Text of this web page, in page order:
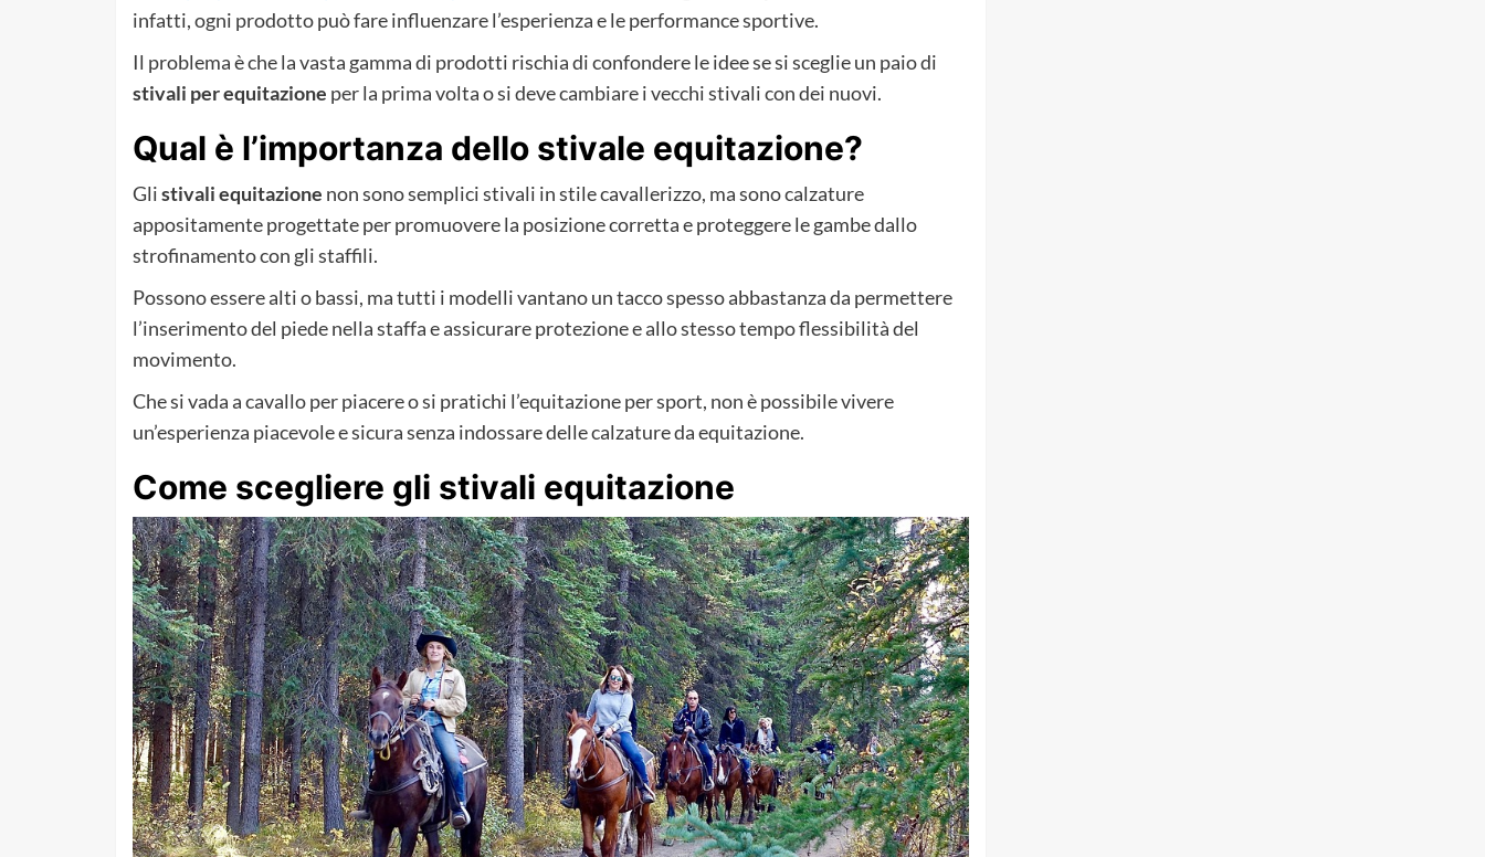
infatti, ogni prodotto può fare influenzare l’esperienza e le performance sportive.
Il problema è che la vasta gamma di prodotti rischia di confondere le idee se si sceglie un paio di
stivali per equitazione per la prima volta o si deve cambiare i vecchi stivali con dei nuovi.
Qual è l’importanza dello stivale equitazione?
Glistivali equitazione non sono semplici stivali in stile cavallerizzo, ma sono calzature
appositamente progettate per promuovere la posizione corretta e proteggere le gambe dallo
strofinamento con gli staffili.
Possono essere alti o bassi, ma tutti i modelli vantano un tacco spesso abbastanza da permettere
l’inserimento del piede nella staffa e assicurare protezione e allo stesso tempo flessibilità del
movimento.
Che si vada a cavallo per piacere o si pratichi l’equitazione per sport, non è possibile vivere
un’esperienza piacevole e sicura senza indossare delle calzature da equitazione.
Come scegliere gli stivali equitazione